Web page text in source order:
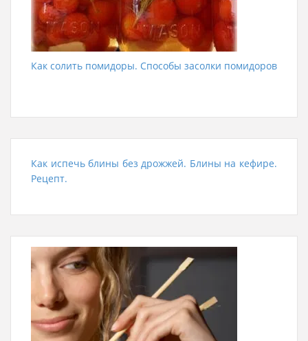
Как солить помидоры. Способы засолки помидоров
Как испечь блины без дрожжей. Блины на кефире.
Рецепт.